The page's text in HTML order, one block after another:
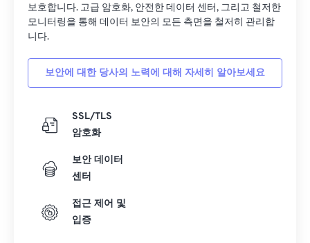
보호합니다. 고급 암호화, 안전한 데이터 센터, 그리고 철저한
모니터링을 통해 데이터 보안의 모든 측면을 철저히 관리합
니다.
보안에 대한 당사의 노력에 대해 자세히 알아보세요
SSL/TLS
암호화
보안 데이터
센터
접근 제어 및
입증